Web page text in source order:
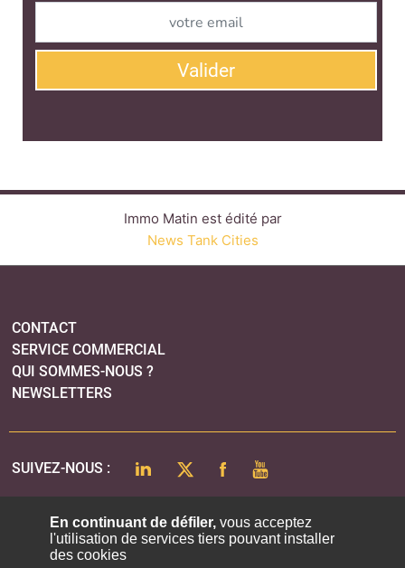
Valider
Immo Matin est édité par
News Tank Cities
CONTACT
SERVICE COMMERCIAL
QUI SOMMES-NOUS ?
NEWSLETTERS
SUIVEZ-NOUS : LINKEDINTWITTERFACEBOOK
YOUTUBE
PLAN DU SITE
En continuant de défiler,vous acceptez
l'utilisation de services tiers pouvant installer
des cookies